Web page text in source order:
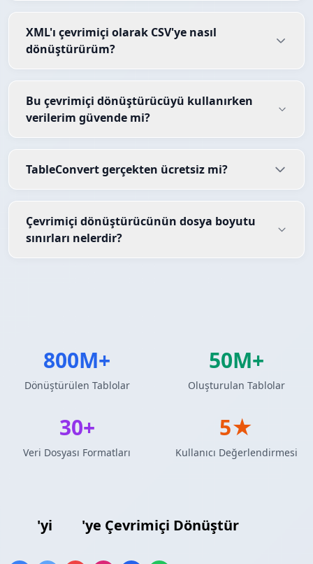
'yi 'ye Çevrimiçi Dönüştür
XML'ı çevrimiçi olarak CSV'ye nasıl
dönüştürürüm?
Bu çevrimiçi dönüştürücüyü kullanırken
verilerim güvende mi?
TableConvert gerçekten ücretsiz mi?
Çevrimiçi dönüştürücünün dosya boyutu
sınırları nelerdir?
800M+
Dönüştürülen Tablolar
50M+
Oluşturulan Tablolar
30+
Veri Dosyası Formatları
5★
Kullanıcı Değerlendirmesi